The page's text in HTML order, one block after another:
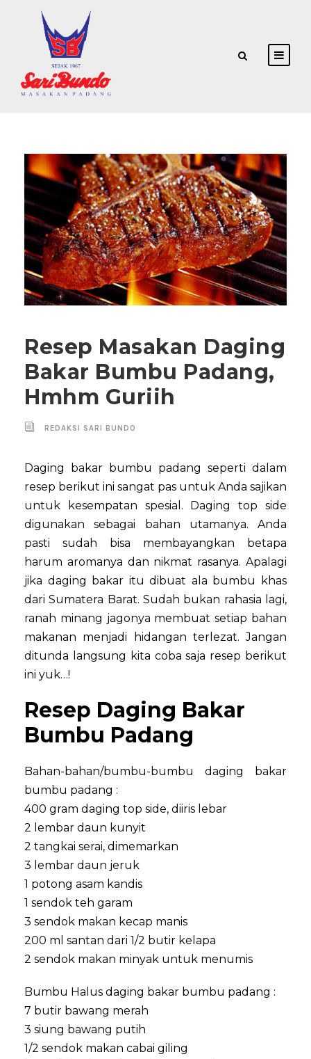
Resep Masakan Daging
Bakar Bumbu Padang,
Hmhm Guriih
REDAKSI SARI BUNDO
Daging bakar bumbu padang seperti dalam
resep berikut ini sangat pas untuk Anda sajikan
untuk kesempatan spesial. Daging top side
digunakan sebagai bahan utamanya. Anda
pasti sudah bisa membayangkan betapa
harum aromanya dan nikmat rasanya. Apalagi
jika daging bakar itu dibuat ala bumbu khas
dari Sumatera Barat. Sudah bukan rahasia lagi,
ranah minang jagonya membuat setiap bahan
makanan menjadi hidangan terlezat. Jangan
ditunda langsung kita coba saja resep berikut
ini yuk…!
Resep Daging Bakar
Bumbu Padang
Bahan-bahan/bumbu-bumbu daging bakar
bumbu padang :
400 gram daging top side, diiris lebar
2 lembar daun kunyit
2 tangkai serai, dimemarkan
3 lembar daun jeruk
1 potong asam kandis
1 sendok teh garam
3 sendok makan kecap manis
200 ml santan dari 1/2 butir kelapa
2 sendok makan minyak untuk menumis
Bumbu Halus daging bakar bumbu padang :
7 butir bawang merah
3 siung bawang putih
1/2 sendok makan cabai giling